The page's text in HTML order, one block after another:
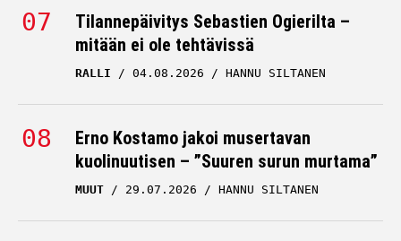
Tilannepäivitys Sebastien Ogierilta –
mitään ei ole tehtävissä
RALLI 04.08.2026 HANNU SILTANEN
Erno Kostamo jakoi musertavan
kuolinuutisen – ”Suuren surun murtama”
MUUT 29.07.2026 HANNU SILTANEN